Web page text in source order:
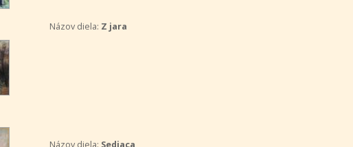
Názov diela: Z jara
Názov diela: Sediaca